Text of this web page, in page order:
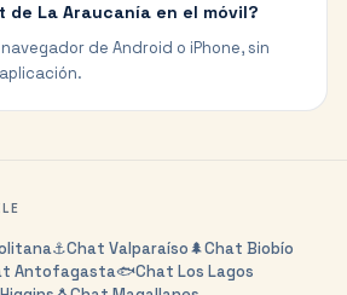
de La Araucanía en el móvil?
de Android o iPhone, sin
⚓Chat Valparaíso🌲Chat Biobío
Antofagasta🐟Chat Los Lagos